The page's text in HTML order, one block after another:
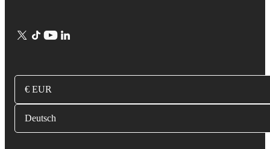
€ EUR
Deutsch